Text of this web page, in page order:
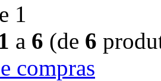
1
1 a 6 (de 6
compras